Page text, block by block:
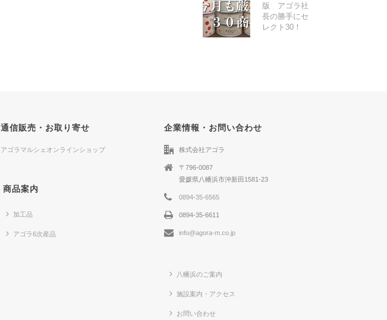
版 アゴラ社
長の勝手にセ
レクト30！
通信販売・お取り寄せ
アゴラマルシェオンラインショップ
商品案内
加工品
アゴラ6次産品
企業情報・お問い合わせ
株式会社アゴラ
〒796-0087
愛媛県八幡浜市沖新田1581-23
0894-35-6565
0894-35-6611
info@agora-m.co.jp
八幡浜のご案内
施設案内・アクセス
お問い合わせ